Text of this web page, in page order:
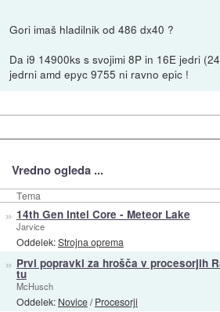
Gori imaš hladilnik od 486 dx40 ?
Da i9 14900ks s svojimi 8P in 16E jedri
jedrni amd epyc 9755 ni ravno epic !
Vredno ogleda ...
Tema
» 14th Gen Intel Core - Meteor Lake
Jarvice
Oddelek:Strojna oprema
» Prvi popravki za hrošča v procesorjih
tu
McHusch
Oddelek: Novice/Procesorji